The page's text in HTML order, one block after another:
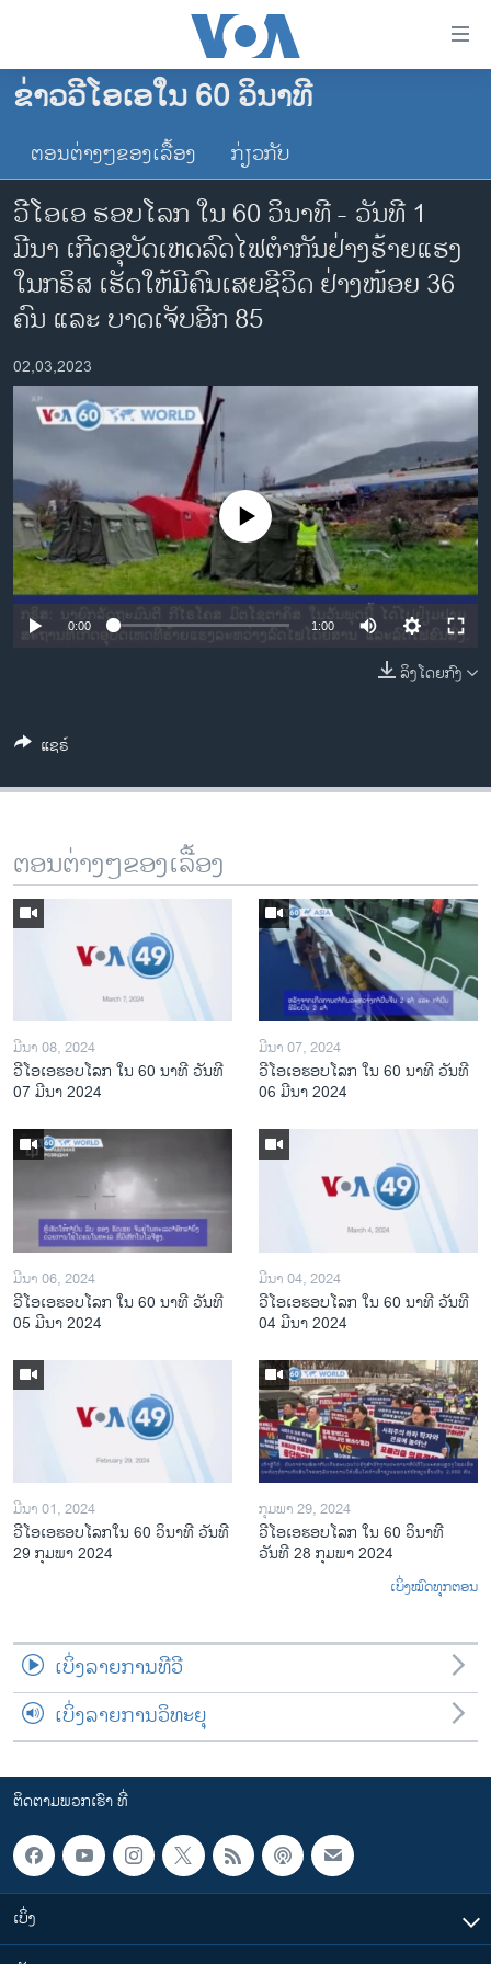
ເຂົ້າ
ຂ້າມ
ຂ້າມ
ໄປ
ຫາ
ຊອກ
ຄົ້ນ
ໂຮມເພຈ
ລາວ
ອາເມຣິກາ
ການເລືອກຕັ້ງ ປະທານາທີບໍດີ ສະຫະລັດ 2024
ຂ່າວ​ຈີນ
ໂລກ
ອິດສະຫຼະພາບດ້ານການຂ່າວ
ຊີວິດຊາວລາວ
ວິທະຍາສາດ-ເທັກໂນໂລຈີ
ທຸລະກິດ
ພາສາອັງກິດ
ວີດີໂອ
ລາຍງານ
ຂ່າວວີໂອເອໃນ 60 ວິນາທີ
ຕອນຕ່າງໆຂອງເລື້ອງ ກ່ຽວກັບ
ວີໂອເອ ຮອບໂລກ ໃນ 60 ວິນາທີ - ວັນທີ 1
ມີນາ ເກີດອຸບັດເຫດລົດໄຟຕຳກັນຢ່າງຮ້າຍແຮງ
ໃນກຣິສ ເຮັດໃຫ້ມີຄົນເສຍຊີວິດ ຢ່າງໜ້ອຍ 36
ຄົນ ແລະ ບາດເຈັບອີກ 85
02,03,2023
No media source currently available
0:00 1:00
ລິງໂດຍກົງ
ແຊຣ໌
ຕອນຕ່າງໆຂອງເລື້ອງ
ມີນາ 08, 2024
ວີໂອເອຮອບໂລກ ໃນ 60 ນາທີ ວັນທີ
07 ມີນາ 2024
ມີນາ 07, 2024
ວີໂອເອຮອບໂລກ ໃນ 60 ນາທີ ວັນທີ
06 ມີນາ 2024
ມີນາ 06, 2024
ວີໂອເອຮອບໂລກ ໃນ 60 ນາທີ ວັນທີ
05 ມີນາ 2024
ມີນາ 04, 2024
ວີໂອເອຮອບໂລກ ໃນ 60 ນາທີ ວັນທີ
04 ມີນາ 2024
ມີນາ 01, 2024
ວີໂອເອຮອບໂລກໃນ 60 ວິນາທີ ວັນທີ
29 ກຸມພາ 2024
ກຸມພາ 29, 2024
ວີໂອເອຮອບໂລກ ໃນ 60 ວິນາທີ
ວັນທີ 28 ກຸມພາ 2024
ເບິ່ງໝົດທຸກຕອນ
ເບິ່ງລາຍການທີວີ
ເບິ່ງລາຍການວິທະຍຸ
ຕິດຕາມພວກເຮົາ ທີ່
ເບິ່ງ